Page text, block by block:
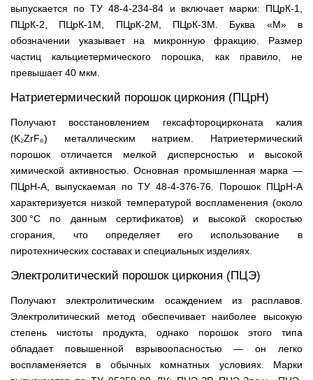
выпускается по ТУ 48-4-234-84 и включает марки: ПЦрК-1,
ПЦрК-2, ПЦрК-1М, ПЦрК-2М, ПЦрК-3М. Буква «М» в
обозначении указывает на микронную фракцию. Размер
частиц кальциетермического порошка, как правило, не
превышает 40 мкм.
Натриетермический порошок циркония (ПЦрН)
Получают восстановлением гексафтороцирконата калия
(K₂ZrF₆) металлическим натрием. Натриетермический
порошок отличается мелкой дисперсностью и высокой
химической активностью. Основная промышленная марка —
ПЦрН-А, выпускаемая по ТУ 48-4-376-76. Порошок ПЦрН-А
характеризуется низкой температурой воспламенения (около
300 °C по данным сертификатов) и высокой скоростью
сгорания, что определяет его использование в
пиротехнических составах и специальных изделиях.
Электролитический порошок циркония (ПЦЭ)
Получают электролитическим осаждением из расплавов.
Электролитический метод обеспечивает наиболее высокую
степень чистоты продукта, однако порошок этого типа
обладает повышенной взрывоопасностью — он легко
воспламеняется в обычных комнатных условиях. Марки